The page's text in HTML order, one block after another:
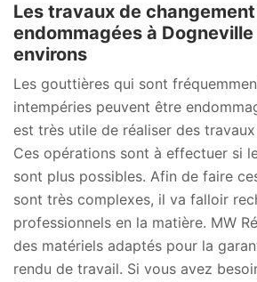
Les travaux de
endommagées à
environs
Les gouttières qui sont
intempéries peuvent être
est très utile de réaliser des
Ces opérations sont à effectuer si
sont plus possibles. Afin de faire
sont très complexes, il va falloir
professionnels en la matière. MW
des matériels adaptés pour la
rendu de travail. Si vous avez